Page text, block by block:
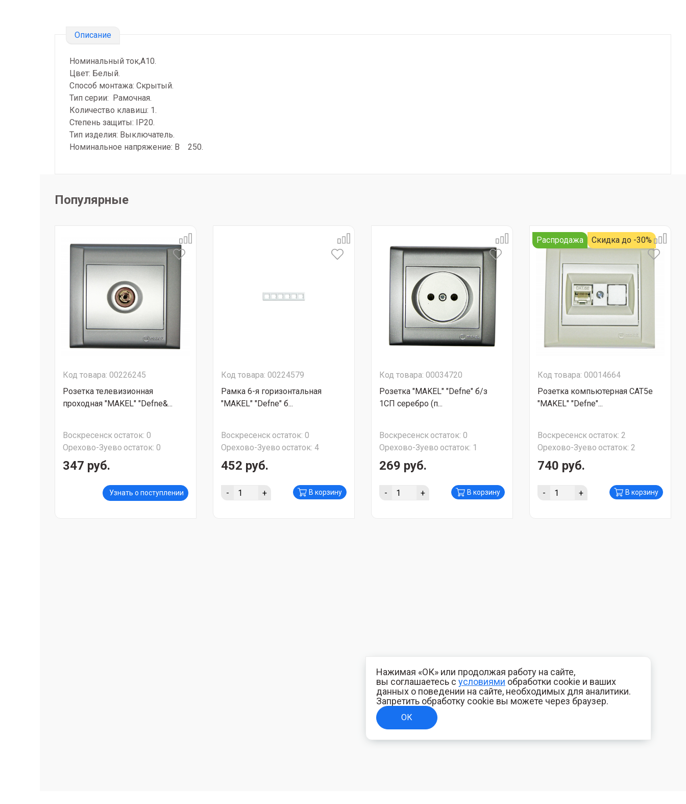
Описание
Номинальный ток,А10.
Цвет: Белый.
Способ монтажа: Скрытый.
Тип серии: Рамочная.
Количество клавиш: 1.
Степень защиты: IP20.
Тип изделия: Выключатель.
Номинальное напряжение: В 250.
Популярные
Код товара: 00226245
Розетка телевизионная
проходная "MAKEL" "Defne&...
Воскресенскостаток: 0
Орехово-Зуево остаток: 0
347 руб.
Узнать о поступлении
Код товара: 00224579
Рамка 6-я горизонтальная
"MAKEL" "Defne" б...
Воскресенскостаток: 0
Орехово-Зуево остаток: 4
452 руб.
- + В корзину
Код товара: 00034720
Розетка "MAKEL" "Defne" б/з
1СП серебро (п...
Воскресенскостаток: 0
Орехово-Зуево остаток: 1
269 руб.
- + В корзину
Распродажа Скидка до -30%
Код товара: 00014664
Розетка компьютерная CAT5е
"MAKEL" "Defne"...
Воскресенскостаток: 2
Орехово-Зуево остаток: 2
740 руб.
- + В корзину
Нажимая «ОК» или продолжая работу на сайте,
вы соглашаетесь с условиями обработки cookie и ваших
данных о поведении на сайте, необходимых для аналитики.
Запретить обработку cookie вы можете через браузер.
ОК